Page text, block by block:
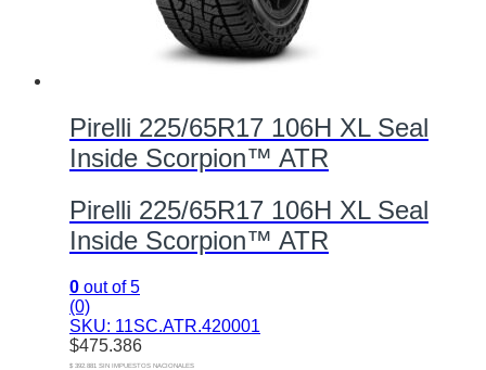
Pirelli 225/65R17 106H XL Seal
Inside Scorpion™ ATR
Pirelli 225/65R17 106H XL Seal
Inside Scorpion™ ATR
0 out of 5
(0)
SKU: 11SC.ATR.420001
$475.386
$ 392.881 SIN IMPUESTOS NACIONALES